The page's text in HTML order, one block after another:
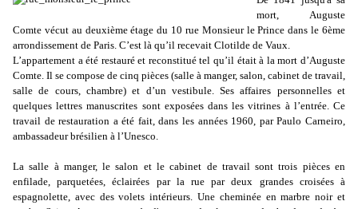
mort, Auguste
Comte vécut au deuxième étage du 10 rue Monsieur le Prince dans le 6ème
arrondissement de Paris. C’est là qu’il recevait Clotilde de Vaux.
L’appartement a été restauré et reconstitué tel qu’il était à la mort d’Auguste
Comte. Il se compose de cinq pièces (salle à manger, salon, cabinet de travail,
salle de cours, chambre) et d’un vestibule. Ses affaires personnelles et
quelques lettres manuscrites sont exposées dans les vitrines à l’entrée. Ce
travail de restauration a été fait, dans les années 1960, par Paulo Carneiro,
ambassadeur brésilien à l’Unesco.
La salle à manger, le salon et le cabinet de travail sont trois pièces en
enfilade, parquetées, éclairées par la rue par deux grandes croisées à
espagnolette, avec des volets intérieurs. Une cheminée en marbre noir et